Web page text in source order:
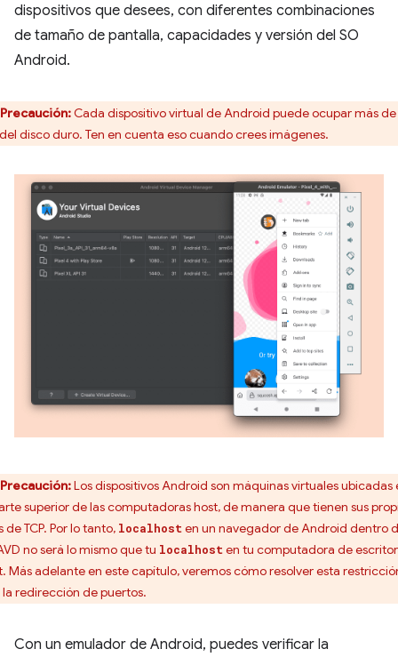
dispositivos que desees, con diferentes combinaciones
de tamaño de pantalla, capacidades y versión del SO
Android.
Precaución:Cada dispositivo virtual de Android puede ocupar más de
disco duro. Ten en cuenta eso cuando crees imágenes.
Precaución:Los dispositivos Android son máquinas virtuales ubicadas
superior de las computadoras host, de manera que tienen sus
de TCP. Por lo tanto, localhost en un navegador de Android dentro
no será lo mismo que tu localhost en tu computadora de
Más adelante en este capítulo, veremos cómo resolver esta
redirección de puertos.
Con un emulador de Android, puedes verificar la